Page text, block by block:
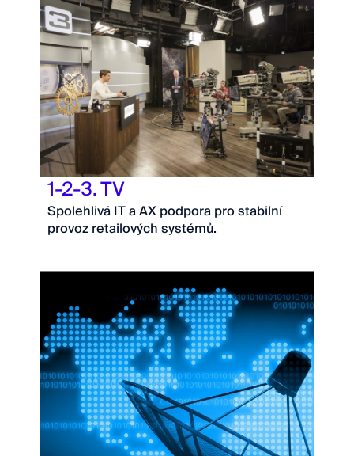
1-2-3. TV
Spolehlivá IT a AX podpora pro stabilní
provoz retailových systémů.